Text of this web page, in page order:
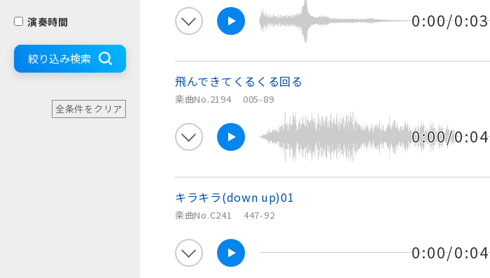
0:00/0:03
飛んできてくるくる回る
楽曲No.2194 005-89
0:00/0:04
キラキラ(down up)01
楽曲No.C241 447-92
0:00/0:04
演奏時間
絞り込み検索
全条件をクリア